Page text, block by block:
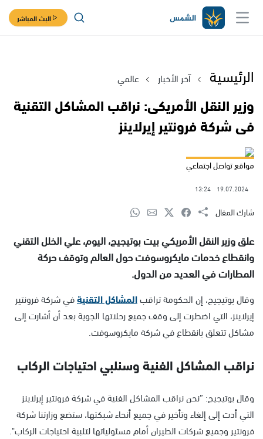
البث المباشر
الرئيسية آخر الأخبار عالمي
وزير النقل الأمريكى: نراقب المشاكل التقنية
فى شركة فرونتير إيرلاينز
مواقع تواصل اجتماعي
19.07.2024
13:24
شارك المقال
علق وزير النقل الأمريكي بيت بوتيجيج، اليوم، علي الخلل التقني
وانقطاع خدمات مايكروسوفت حول العالم وتوقف حركة
المطارات في العديد من الدول.
وقال بوتيجيج، إن الحكومة تراقبالمشاكل التقنيةفي شركة فرونتير
إيرلاينز، التي اضطرت إلى وقف جميع رحلاتها الجوية بعد أن أشارت إلى
مشاكل تتعلق بانقطاع في شركة مايكروسوفت.
نراقب المشاكل الفنية وسنلبي احتياجات الركاب
وقال بوتيجيج: ”نحن نراقب المشاكل الفنية في شركة فرونتير إيرلاينز
التي أدت إلى إلغاء وتأخير في جميع أنحاء شبكتها، ستضع وزارتنا شركة
فرونتير وجميع شركات الطيران أمام مسئولياتها لتلبية احتياجات الركاب".